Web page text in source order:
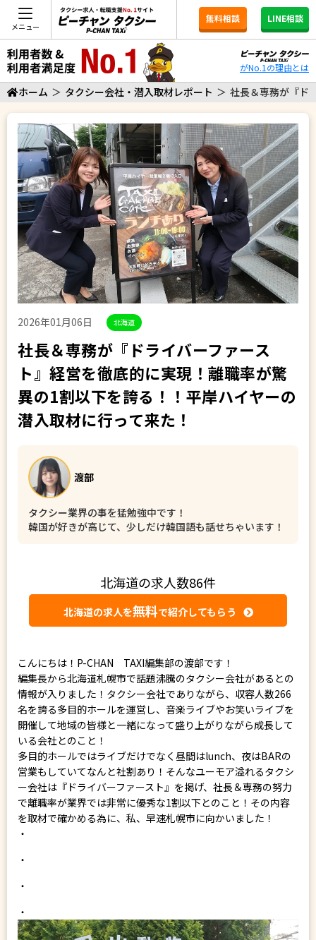
メニュー
無料相談 LINE相談
がNo.1の理由とは
ホーム ＞ タクシー会社・潜入取材レポート ＞ 社長＆専務が『ド
2026年01月06日 北海道
社長＆専務が『ドライバーファース
ト』経営を徹底的に実現！離職率が驚
異の1割以下を誇る！！平岸ハイヤーの
潜入取材に行って来た！
渡部
タクシー業界の事を猛勉強中です！
韓国が好きが高じて、少しだけ韓国語も話せちゃいます！
北海道の求人数86件
北海道の求人を無料で紹介してもら う
こんにちは！P-CHAN TAXI編集部の渡部です！
編集長から北海道札幌市で話題沸騰のタクシー会社があるとの
情報が入りました！タクシー会社でありながら、収容人数266
名を誇る多目的ホールを運営し、音楽ライブやお笑いライブを
開催して地域の皆様と一緒になって盛り上がりながら成長して
いる会社とのこと！
多目的ホールではライブだけでなく昼間はlunch、夜はBARの
営業もしていてなんと社割あり！そんなユーモア溢れるタクシ
ー会社は『ドライバーファースト』を掲げ、社長＆専務の努力
で離職率が業界では非常に優秀な1割以下とのこと！その内容
を取材で確かめる為に、私、早速札幌市に向かいました！
・
・
・
・